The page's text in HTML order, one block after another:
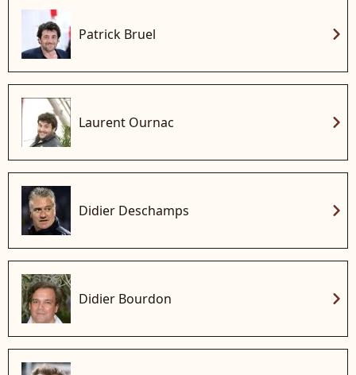
Patrick Bruel chevron_right
Laurent Ournac chevron_right
Didier Deschamps chevron_right
Didier Bourdon chevron_right